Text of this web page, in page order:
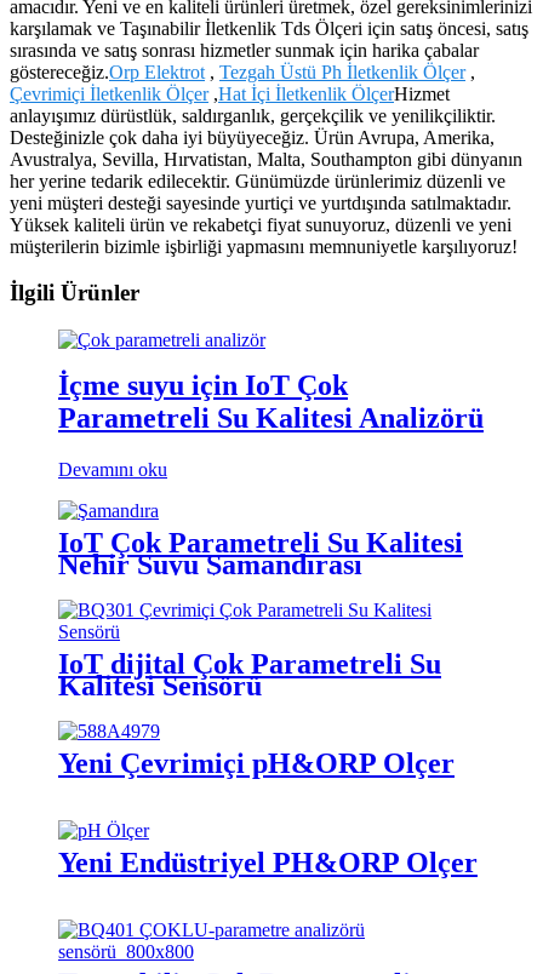
amacıdır. Yeni ve en kaliteli ürünleri üretmek, özel gereksinimlerinizi
karşılamak ve Taşınabilir İletkenlik Tds Ölçeri için satış öncesi, satış
sırasında ve satış sonrası hizmetler sunmak için harika çabalar
göstereceğiz.Orp Elektrot , Tezgah Üstü Ph İletkenlik Ölçer,
Çevrimiçi İletkenlik Ölçer,Hat İçi İletkenlik ÖlçerHizmet
anlayışımız dürüstlük, saldırganlık, gerçekçilik ve yenilikçiliktir.
Desteğinizle çok daha iyi büyüyeceğiz. Ürün Avrupa, Amerika,
Avustralya, Sevilla, Hırvatistan, Malta, Southampton gibi dünyanın
her yerine tedarik edilecektir. Günümüzde ürünlerimiz düzenli ve
yeni müşteri desteği sayesinde yurtiçi ve yurtdışında satılmaktadır.
Yüksek kaliteli ürün ve rekabetçi fiyat sunuyoruz, düzenli ve yeni
müşterilerin bizimle işbirliği yapmasını memnuniyetle karşılıyoruz!
İlgili Ürünler
İçme suyu için IoT Çok
Parametreli Su Kalitesi Analizörü
Devamını oku
IoT Çok Parametreli Su Kalitesi
Nehir Suyu Şamandırası
IoT dijital Çok Parametreli Su
Kalitesi Sensörü
Yeni Çevrimiçi pH&ORP Ölçer
Yeni Endüstriyel PH&ORP Ölçer